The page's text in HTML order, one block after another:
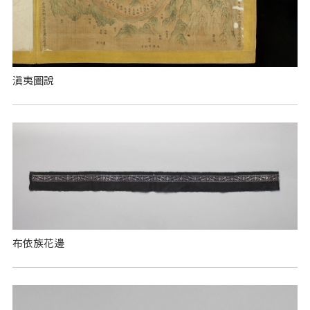
滇夷圖說
布依族花邊